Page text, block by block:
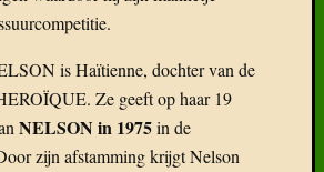
is Haïtienne, dochter van de
Ze geeft op haar 19
NELSON in 1975in de
zijn afstamming krijgt Nelson